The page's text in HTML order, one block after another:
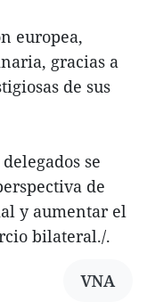
europea,
gracias a
de sus
se
de
y aumentar el
bilateral./.
VNA